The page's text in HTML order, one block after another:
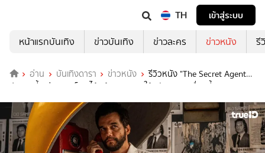
TH
เข้าสู่ระบบ
หน้าแรกบันเทิง
ข่าวบันเทิง ข่าวละคร ข่าวหนัง รี
อ่าน บันเทิงดารา ข่าวหนัง
รีวิวหนัง "The Secret Agent
ประเทศนี้ อยู่เฉย ๆ ก็ผิดได้" ต้องอวยยศให้หนังบราซิลเรื่องนี้